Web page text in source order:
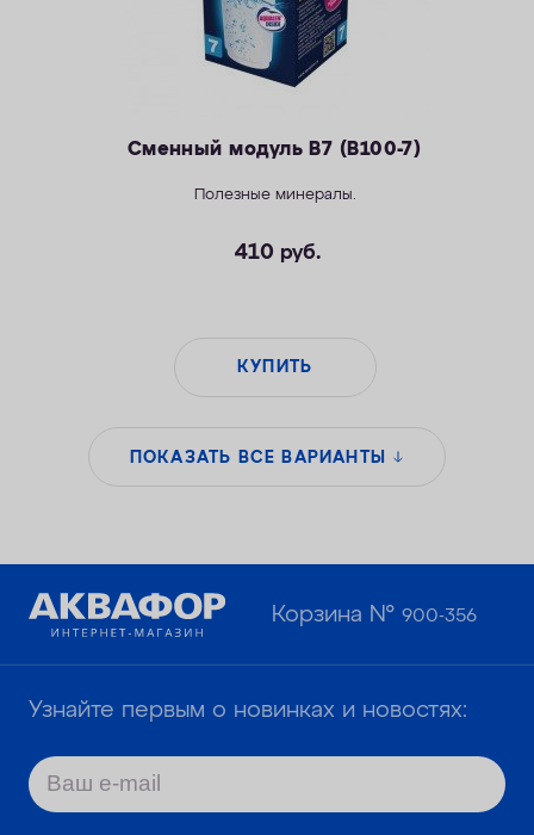
Сменный модуль В7 (В100-7)
Полезные минералы.
410 руб.
КУПИТЬ
ПОКАЗАТЬ ВСЕ ВАРИАНТЫ
Корзина №900-356
Узнайте первым о новинках и новостях: